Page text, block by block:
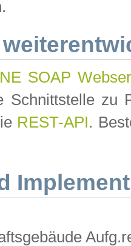
SOAP
Schnittstelle zu
REST-API.